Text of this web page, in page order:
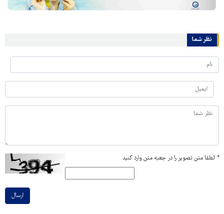
نظر شما
* لطفا متن تصویر را در جعبه متن وارد کنید
ارسال